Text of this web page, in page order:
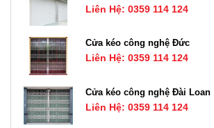
Liên Hệ: 0359 114 124
Cửa kéo công nghệ Đức
Liên Hệ: 0359 114 124
Cửa kéo công nghệ Đài Loan
Liên Hệ: 0359 114 124